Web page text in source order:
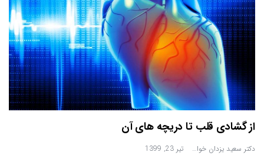
از گشادی قلب تا دریچه های آن
دکتر سعید یزدان خواه تیر 23, 1399